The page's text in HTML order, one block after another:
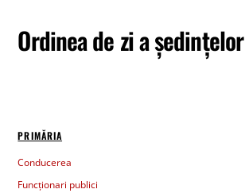
Ordinea de zi a ședințelor
PRIMĂRIA
Conducerea
Funcționari publici